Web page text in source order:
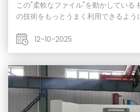
この"柔軟なファイル"を動かしている
の技術をもっとうまく利用できるよう
は粘性マトリックス (ポリマーなど)
が 十分な圧力下では 液体のように流
媒体を狭いチャネルや工件と固定装
雑な空洞を通過させると,壁の切断...
12-10-2025